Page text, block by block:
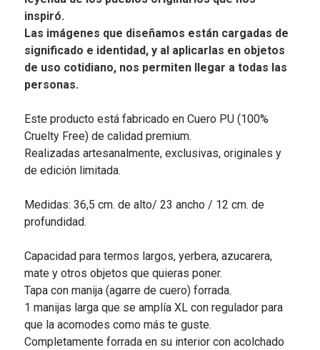
inspiró.
Las imágenes que diseñamos están cargadas de
significado e identidad, y al aplicarlas en objetos
de uso cotidiano, nos permiten llegar a todas las
personas.
Este producto está fabricado en Cuero PU (100%
Cruelty Free) de calidad premium.
Realizadas artesanalmente, exclusivas, originales y
de edición limitada.
Medidas: 36,5 cm. de alto/ 23 ancho / 12 cm. de
profundidad.
Capacidad para termos largos, yerbera, azucarera,
mate y otros objetos que quieras poner.
Tapa con manija (agarre de cuero) forrada.
1 manijas larga que se amplía XL con regulador para
que la acomodes como más te guste.
Completamente forrada en su interior con acolchado